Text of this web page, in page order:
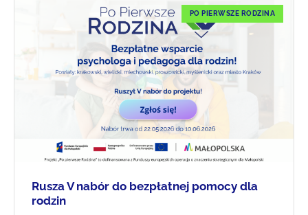
PO PIERWSZE RODZINA
Rusza V nabór do bezpłatnej pomocy dla
rodzin